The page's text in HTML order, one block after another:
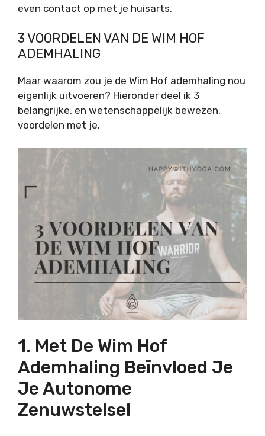
even contact op met je huisarts.
3 VOORDELEN VAN DE WIM HOF
ADEMHALING
Maar waarom zou je de Wim Hof ademhaling nou
eigenlijk uitvoeren? Hieronder deel ik 3
belangrijke, en wetenschappelijk bewezen,
voordelen met je.
1. Met De Wim Hof
Ademhaling Beïnvloed Je
Je Autonome
Zenuwstelsel